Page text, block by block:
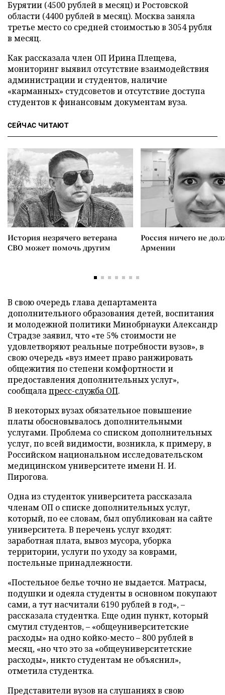
Бурятии (4500 рублей в месяц) и Ростовской
области (4400 рублей в месяц). Москва заняла
третье место со средней стоимостью в 3054 рубля
в месяц.
Как рассказала член ОП Ирина Плещева,
мониторинг выявил отсутствие взаимодействия
администрации и студентов, наличие
«карманных» студсоветов и отсутствие доступа
студентов к финансовым документам вуза.
СЕЙЧАС ЧИТАЮТ
История незрячего ветерана
СВО может помочь другим
Россия ничего не
Армении
В свою очередь глава департамента
дополнительного образования детей, воспитания
и молодежной политики Минобрнауки Александр
Страдзе заявил, что «те 5% стоимости не
удовлетворяют реальные потребности вузов», в
свою очередь «вуз имеет право ранжировать
общежития по степени комфортности и
предоставления дополнительных услуг»,
сообщалапресс-служба ОП.
В некоторых вузах обязательное повышение
платы обосновывалось дополнительными
услугами. Проблема со списком дополнительных
услуг, по всей видимости, возникла, к примеру, в
Российском национальном исследовательском
медицинском университете имени Н. И.
Пирогова.
Одна из студенток университета рассказала
членам ОП о списке дополнительных услуг,
который, по ее словам, был опубликован на сайте
университета. В перечень услуг входят:
заработная плата, вывоз мусора, уборка
территории, услуги по уходу за коврами,
постельные принадлежности.
«Постельное белье точно не выдается. Матрасы,
подушки и одеяла студенты в основном покупают
сами, а тут насчитали 6190 рублей в год», –
рассказала студентка. Еще один пункт, который
смутил студентов, – «общеуниверситетские
расходы» на одно койко-место – 800 рублей в
месяц, «но что это за «общеуниверситетские
расходы», никто студентам не объяснил»,
отметила студентка.
Представители вузов на слушаниях в свою